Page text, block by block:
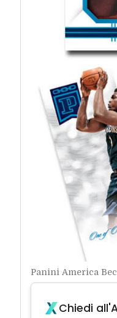
Panini America
Chiedi